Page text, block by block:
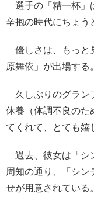
選手の「精一杯」
辛抱の時代にちょう
優しさは、もっと
原舞依」が出場する。
久しぶりのグラン
休養（体調不良のた
てくれて、とても嬉
過去、彼女は「シ
周知の通り、「シ
せが用意されている。